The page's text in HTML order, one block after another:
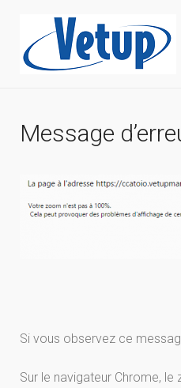
Message
Si vous observez ce
Sur le navigateur Chrome,